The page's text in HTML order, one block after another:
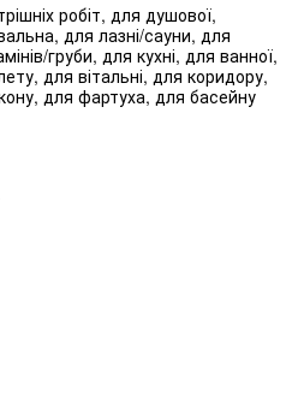
робіт, для душової,
для лазні/сауни, для
груби, для кухні, для ванної,
для вітальні, для коридору,
для фартуха, для басейну